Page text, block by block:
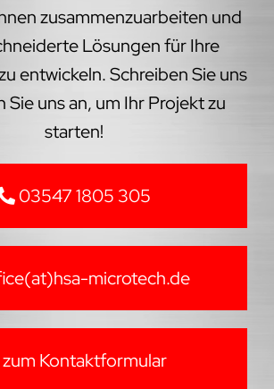
zusammenzuarbeiten und
Lösungen für Ihre
entwickeln. Schreiben Sie uns
uns an, um Ihr Projekt zu
starten!
03547 1805 305
microtech.de
zum Kontaktformular